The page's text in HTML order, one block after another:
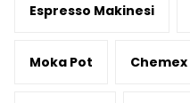
Espresso Makinesi
Moka Pot Chemex